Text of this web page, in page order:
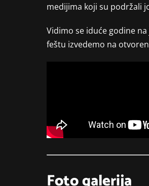
medijima koji su podržali
Vidimo se iduće godine
feštu izvedemo na